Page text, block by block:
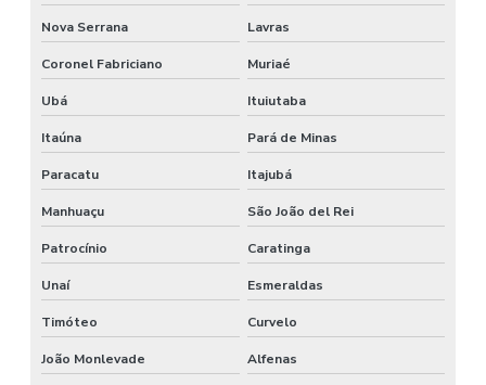
Nova Serrana Lavras
Coronel Fabriciano Muriaé
Ubá Ituiutaba
Itaúna Pará de Minas
Paracatu Itajubá
Manhuaçu São João del Rei
Patrocínio Caratinga
Unaí Esmeraldas
Timóteo Curvelo
João Monlevade Alfenas